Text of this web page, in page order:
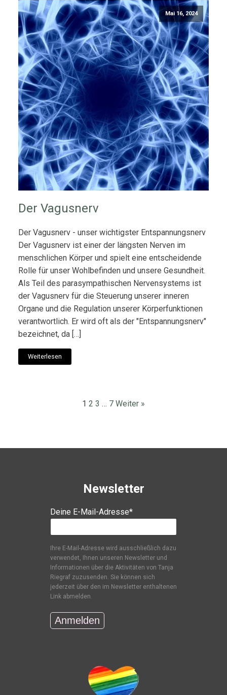
Mai 16, 2024
Der Vagusnerv
Der Vagusnerv - unser wichtigster Entspannungsnerv
Der Vagusnerv ist einer der längsten Nerven im
menschlichen Körper und spielt eine entscheidende
Rolle für unser Wohlbefinden und unsere Gesundheit.
Als Teil des parasympathischen Nervensystems ist
der Vagusnerv für die Steuerung unserer inneren
Organe und die Regulation unserer Körperfunktionen
verantwortlich. Er wird oft als der "Entspannungsnerv"
bezeichnet, da […]
Weiterlesen
1 2 3 … 7 Weiter »
Newsletter
Deine E-Mail-Adresse*
Ihre E-Mail-Adresse wird ausschließlich dazu
verwendet, Ihnen unseren Newsletter und
Informationen über die Aktivitäten von Tanja
Riegraf zuzusenden. Sie können sich
jederzeit über den im Newsletter enthaltenen
Link abmelden.